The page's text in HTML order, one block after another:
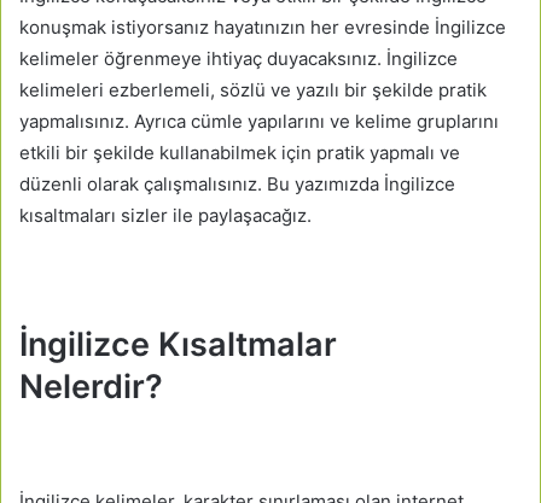
konuşmak istiyorsanız hayatınızın her evresinde İngilizce
kelimeler öğrenmeye ihtiyaç duyacaksınız. İngilizce
kelimeleri ezberlemeli, sözlü ve yazılı bir şekilde pratik
yapmalısınız. Ayrıca cümle yapılarını ve kelime gruplarını
etkili bir şekilde kullanabilmek için pratik yapmalı ve
düzenli olarak çalışmalısınız. Bu yazımızda İngilizce
kısaltmaları sizler ile paylaşacağız.
İngilizce Kısaltmalar
Nelerdir?